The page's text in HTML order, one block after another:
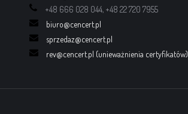
+48 666 028 044, +48 22 720 7955
biuro@cencert.pl
sprzedaz@cencert.pl
rev@cencert.pl (unieważnienia certyfikatów)